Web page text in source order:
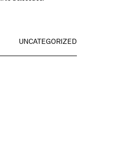
UNCATEGORIZED